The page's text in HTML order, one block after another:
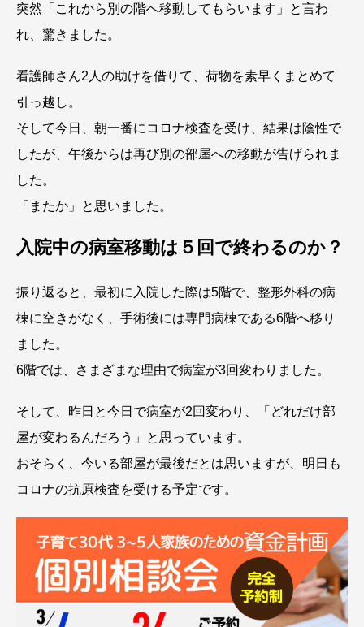
突然「これから別の階へ移動してもらいます」と言わ
れ、驚きました。
看護師さん2人の助けを借りて、荷物を素早くまとめて
引っ越し。
そして今日、朝一番にコロナ検査を受け、結果は陰性で
したが、午後からは再び別の部屋への移動が告げられま
した。
「またか」と思いました。
入院中の病室移動は５回で終わるのか？
振り返ると、最初に入院した際は5階で、整形外科の病
棟に空きがなく、手術後には専門病棟である6階へ移り
ました。
6階では、さまざまな理由で病室が3回変わりました。
そして、昨日と今日で病室が2回変わり、「どれだけ部
屋が変わるんだろう」と思っています。
おそらく、今いる部屋が最後だとは思いますが、明日も
コロナの抗原検査を受ける予定です。